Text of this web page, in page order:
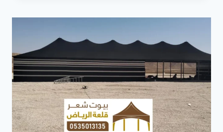
الرياض
ترميم
وتصليح
كافة
البيوت